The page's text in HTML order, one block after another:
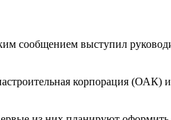
сообщением выступил
корпорация (ОАК)